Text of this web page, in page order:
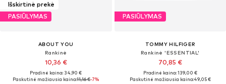
Išskirtinė prekė
PASIŪLYMAS
ABOUT YOU
Rankinė
10,36 €
Pradinė kaina: 34,90 €
Paskutinė mažiausia kaina:11,16 €-7%
PASIŪLYMAS
TOMMY HILFIGER
Rankinė 'ESSENTIAL'
70,85 €
Pradinė kaina: 139,00 €
Paskutinė mažiausia kaina:49,05 €